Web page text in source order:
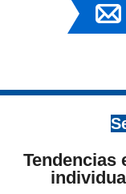
Tendencias